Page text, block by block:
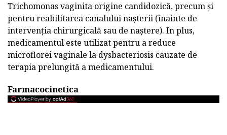
Trichomonas vaginita origine candidozică, precum și
pentru reabilitarea canalului nașterii (înainte de
intervenția chirurgicală sau de naștere). In plus,
medicamentul este utilizat pentru a reduce
microflorei vaginale la dysbacteriosis cauzate de
terapia prelungită a medicamentului.
Farmacocinetica